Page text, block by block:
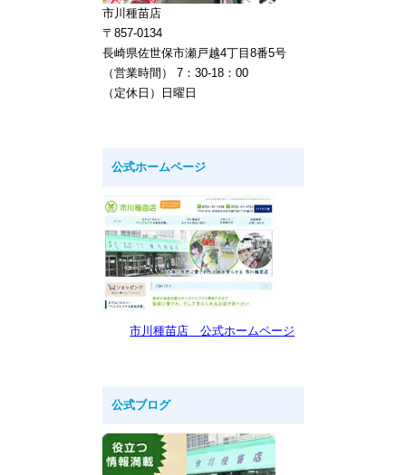
市川種苗店
〒857-0134
長崎県佐世保市瀬戸越4丁目8番5号
（営業時間） 7：30-18：00
（定休日）日曜日
公式ホームページ
市川種苗店 公式ホームページ
公式ブログ